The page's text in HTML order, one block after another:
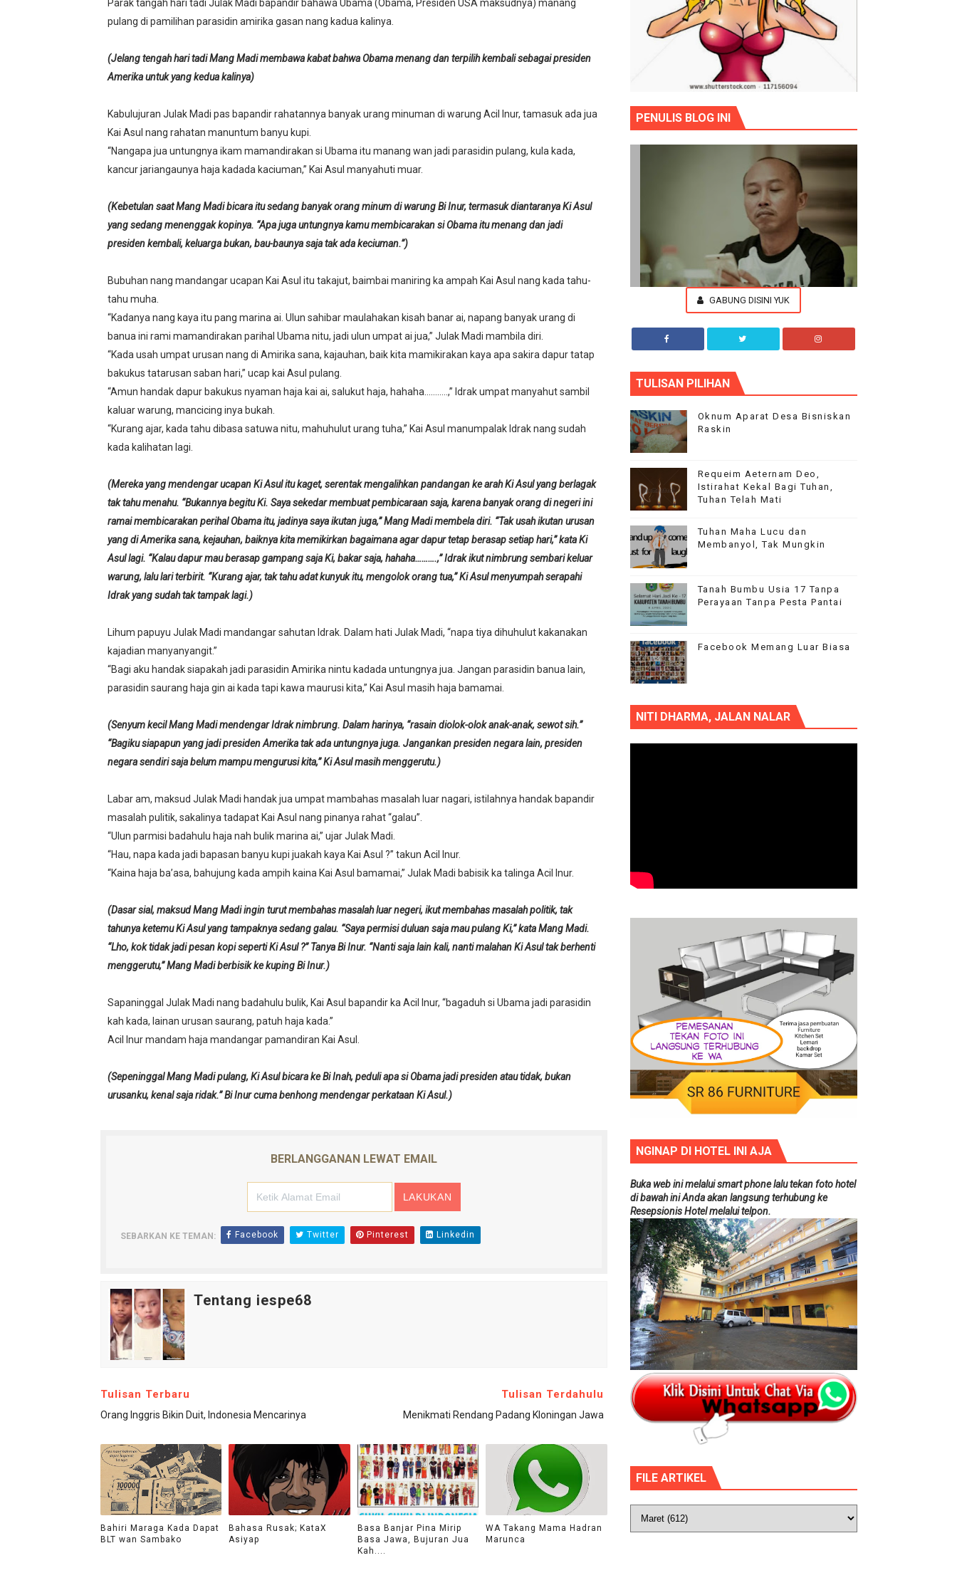
Umat Islam Bersatu, Mungkinkah ?
Selamat Kelahiran Isa AS Ibnu Maryam
Visioner, Saya Ingin Anak Saya Lebih Baik
Tuhan, Kenalan Dong......
Parak tangah hari tadi Julak Madi bapandir bahawa Ubama (Obama, Presiden USA maksudnya) manang
pulang di pamilihan parasidin amirika gasan nang kadua kalinya.
(Jelang tengah hari tadi Mang Madi membawa kabat bahwa Obama menang dan terpilih kembali sebagai presiden
Amerika untuk yang kedua kalinya)
Kabulujuran Julak Madi pas bapandir rahatannya banyak urang minuman di warung Acil Inur, tamasuk ada jua
Kai Asul nang rahatan manuntum banyu kupi.
“Nangapa jua untungnya ikam mamandirakan si Ubama itu manang wan jadi parasidin pulang, kula kada,
kancur jariangaunya haja kadada kaciuman,” Kai Asul manyahuti muar.
(Kebetulan saat Mang Madi bicara itu sedang banyak orang minum di warung Bi Inur, termasuk diantaranya Ki Asul
yang sedang menenggak kopinya. “Apa juga untungnya kamu membicarakan si Obama itu menang dan jadi
presiden kembali, keluarga bukan, bau-baunya saja tak ada keciuman.”)
Bubuhan nang mandangar ucapan Kai Asul itu takajut, baimbai maniring ka ampah Kai Asul nang kada tahu-
tahu muha.
“Kadanya nang kaya itu pang marina ai. Ulun sahibar maulahakan kisah banar ai, napang banyak urang di
banua ini rami mamandirakan parihal Ubama nitu, jadi ulun umpat ai jua,” Julak Madi mambila diri.
“Kada usah umpat urusan nang di Amirika sana, kajauhan, baik kita mamikirakan kaya apa sakira dapur tatap
bakukus tatarusan saban hari,” ucap kai Asul pulang.
“Amun handak dapur bakukus nyaman haja kai ai, salukut haja, hahaha………..,” Idrak umpat manyahut sambil
kaluar warung, mancicing inya bukah.
“Kurang ajar, kada tahu dibasa satuwa nitu, mahuhulut urang tuha,” Kai Asul manumpalak Idrak nang sudah
kada kalihatan lagi.
(Mereka yang mendengar ucapan Ki Asul itu kaget, serentak mengalihkan pandangan ke arah Ki Asul yang berlagak
tak tahu menahu. “Bukannya begitu Ki. Saya sekedar membuat pembicaraan saja, karena banyak orang di negeri ini
ramai membicarakan perihal Obama itu, jadinya saya ikutan juga,” Mang Madi membela diri. “Tak usah ikutan urusan
yang di Amerika sana, kejauhan, baiknya kita memikirkan bagaimana agar dapur tetap berasap setiap hari,” kata Ki
Asul lagi. “Kalau dapur mau berasap gampang saja Ki, bakar saja, hahaha……….,” Idrak ikut nimbrung sembari keluar
warung, lalu lari terbirit. “Kurang ajar, tak tahu adat kunyuk itu, mengolok orang tua,” Ki Asul menyumpah serapahi
Idrak yang sudah tak tampak lagi.)
Lihum papuyu Julak Madi mandangar sahutan Idrak. Dalam hati Julak Madi, “napa tiya dihuhulut kakanakan
kajadian manyanyangit.”
“Bagi aku handak siapakah jadi parasidin Amirika nintu kadada untungnya jua. Jangan parasidin banua lain,
parasidin saurang haja gin ai kada tapi kawa maurusi kita,” Kai Asul masih haja bamamai.
(Senyum kecil Mang Madi mendengar Idrak nimbrung. Dalam harinya, “rasain diolok-olok anak-anak, sewot sih.”
“Bagiku siapapun yang jadi presiden Amerika tak ada untungnya juga. Jangankan presiden negara lain, presiden
negara sendiri saja belum mampu mengurusi kita,” Ki Asul masih menggerutu.)
Labar am, maksud Julak Madi handak jua umpat mambahas masalah luar nagari, istilahnya handak bapandir
masalah pulitik, sakalinya tadapat Kai Asul nang pinanya rahat “galau”.
“Ulun parmisi badahulu haja nah bulik marina ai,” ujar Julak Madi.
“Hau, napa kada jadi bapasan banyu kupi juakah kaya Kai Asul ?” takun Acil Inur.
“Kaina haja ba’asa, bahujung kada ampih kaina Kai Asul bamamai,” Julak Madi babisik ka talinga Acil Inur.
(Dasar sial, maksud Mang Madi ingin turut membahas masalah luar negeri, ikut membahas masalah politik, tak
tahunya ketemu Ki Asul yang tampaknya sedang galau. “Saya permisi duluan saja mau pulang Ki,” kata Mang Madi.
“Lho, kok tidak jadi pesan kopi seperti Ki Asul ?” Tanya Bi Inur. “Nanti saja lain kali, nanti malahan Ki Asul tak berhenti
menggerutu,” Mang Madi berbisik ke kuping Bi Inur.)
Sapaninggal Julak Madi nang badahulu bulik, Kai Asul bapandir ka Acil Inur, “bagaduh si Ubama jadi parasidin
kah kada, lainan urusan saurang, patuh haja kada.”
Acil Inur mandam haja mandangar pamandiran Kai Asul.
(Sepeninggal Mang Madi pulang, Ki Asul bicara ke Bi Inah, peduli apa si Obama jadi presiden atau tidak, bukan
urusanku, kenal saja ridak.” Bi Inur cuma benhong mendengar perkataan Ki Asul.)
BERLANGGANAN LEWAT EMAIL
SEBARKAN KE TEMAN: Facebook Twitter Pinterest Linkedin
Tentang iespe68
Tulisan Terbaru
Orang Inggris Bikin Duit, Indonesia Mencarinya
Tulisan Terdahulu
Menikmati Rendang Padang Kloningan Jawa
Bahiri Maraga Kada Dapat
BLT wan Sambako
Bahasa Rusak; KataX
Asiyap
Basa Banjar Pina Mirip
Basa Jawa, Bujuran Jua
Kah....
WA Takang Mama Hadran
Marunca
PENULIS BLOG INI
Aplha Blog
Our flagship theme is highly customizable through
the options panel, so you can modify the design,
layout and typography.
GABUNG DISINI YUK
TULISAN PILIHAN
Oknum Aparat Desa Bisniskan
Raskin
Requeim Aeternam Deo,
Istirahat Kekal Bagi Tuhan,
Tuhan Telah Mati
Tuhan Maha Lucu dan
Membanyol, Tak Mungkin
Tanah Bumbu Usia 17 Tanpa
Perayaan Tanpa Pesta Pantai
Facebook Memang Luar Biasa
NITI DHARMA, JALAN NALAR
NGINAP DI HOTEL INI AJA
Buka web ini melalui smart phone lalu tekan foto hotel
di bawah ini Anda akan langsung terhubung ke
Resepsionis Hotel melalui telpon.
FILE ARTIKEL